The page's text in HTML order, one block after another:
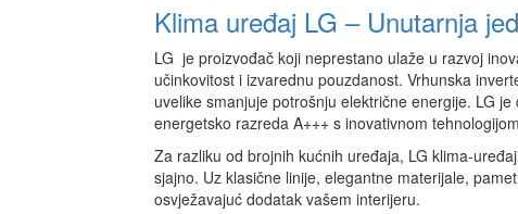
Klima uređaj LG – Unutarnja
LG je proizvođač koji neprestano ulaže u razvoj
učinkovitost i izvarednu pouzdanost. Vrhunska
uvelike smanjuje potrošnju električne energije. LG
energetsko razreda A+++ s inovativnom
Za razliku od brojnih kućnih uređaja, LG klima-
sjajno. Uz klasične linije, elegantne materijale,
osvježavajuć dodatak vašem interijeru.